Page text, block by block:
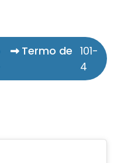
Termo de 101-
4